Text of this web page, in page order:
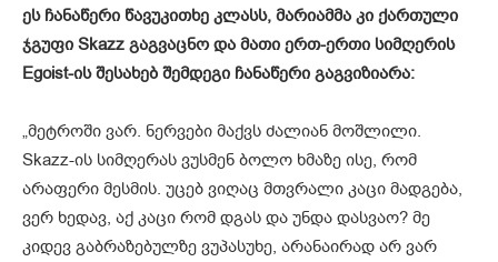
ეს ჩანაწერი წავუკითხე კლასს, მარიამმა კი ქართული
ჯგუფი Skazz გაგვაცნო და მათი ერთ-ერთი სიმღერის
Egoist-ის შესახებ შემდეგი ჩანაწერი გაგვიზიარა:
„მეტროში ვარ. ნერვები მაქვს ძალიან მოშლილი.
Skazz-ის სიმღერას ვუსმენ ბოლო ხმაზე ისე, რომ
არაფერი მესმის. უცებ ვიღაც მთვრალი კაცი მადგება,
ვერ ხედავ, აქ კაცი რომ დგას და უნდა დასვაო? მე
კიდევ გაბრაზებულზე ვუპასუხე, არანაირად არ ვარ